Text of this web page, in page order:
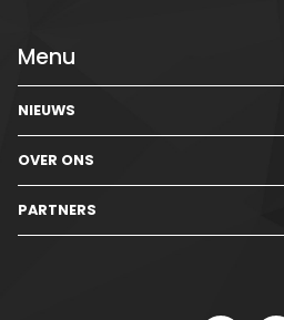
Menu
NIEUWS
OVER ONS
PARTNERS